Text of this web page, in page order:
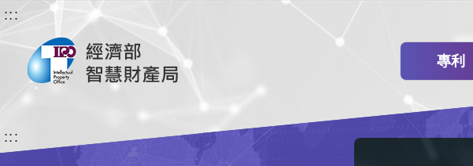
:::
專利
:::